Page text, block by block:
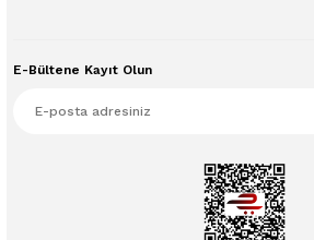
E-Bültene Kayıt Olun